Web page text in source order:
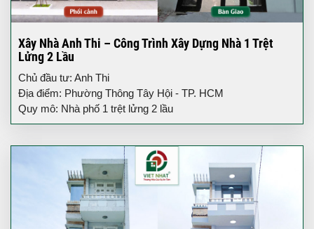
Xây Nhà Anh Thi – Công Trình Xây Dựng Nhà 1 Trệt
Lửng 2 Lầu
Chủ đầu tư: Anh Thi
Địa điểm: Phường Thông Tây Hội - TP. HCM
Quy mô: Nhà phố 1 trệt lửng 2 lầu